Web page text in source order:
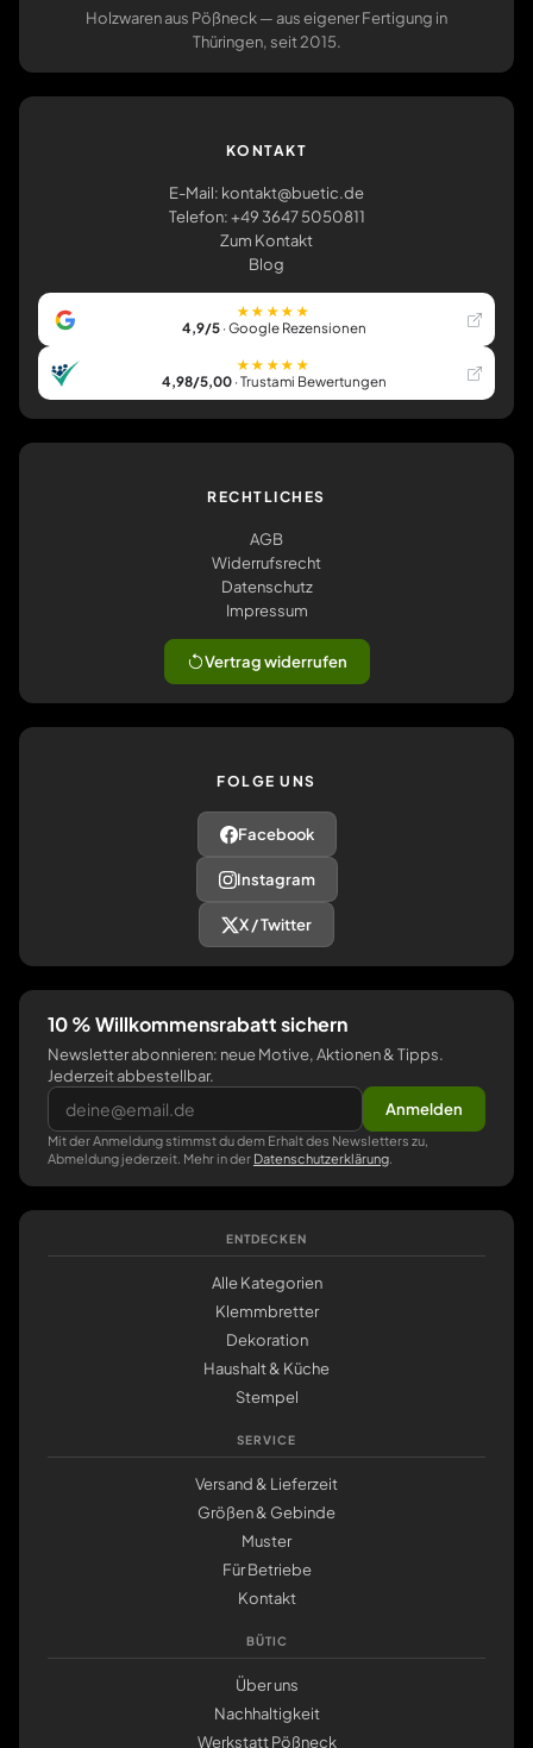
Holzwaren aus Pößneck — aus eigener Fertigung in
Thüringen, seit 2015.
KONTAKT
E-Mail: kontakt@buetic.de
Telefon: +49 3647 5050811
Zum Kontakt
Blog
★★★★★
4,9/5· Google Rezensionen
★★★★★
4,98/5,00· Trustami Bewertungen
RECHTLICHES
AGB
Widerrufsrecht
Datenschutz
Impressum
Vertrag widerrufen
FOLGE UNS
Facebook
Instagram
X / Twitter
10 % Willkommensrabatt sichern
Newsletter abonnieren: neue Motive, Aktionen & Tipps.
Jederzeit abbestellbar.
Anmelden
Mit der Anmeldung stimmst du dem Erhalt des Newsletters zu,
Abmeldung jederzeit. Mehr in der Datenschutzerklärung
ENTDECKEN
Alle Kategorien
Klemmbretter
Dekoration
Haushalt & Küche
Stempel
SERVICE
Versand & Lieferzeit
Größen & Gebinde
Muster
Für Betriebe
Kontakt
BÜTIC
Über uns
Nachhaltigkeit
Werkstatt Pößneck